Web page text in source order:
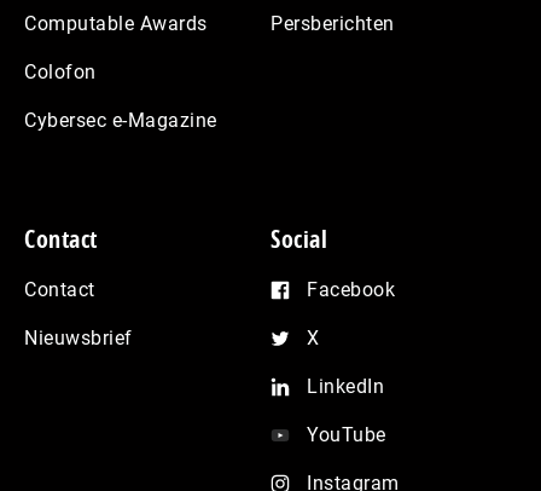
Computable Awards
Colofon
Cybersec e-Magazine
Persberichten
Contact
Contact
Nieuwsbrief
Social
Facebook
X
LinkedIn
YouTube
Instagram